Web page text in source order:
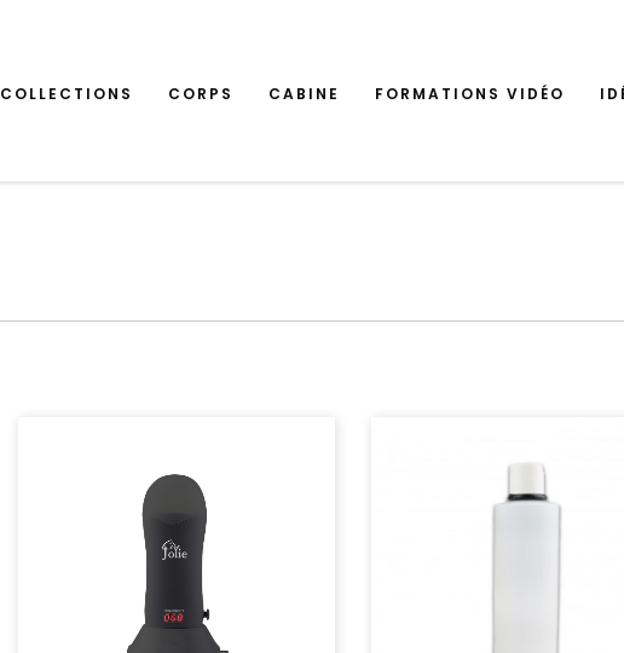
COLLECTIONS CORPS CABINE FORMATIONS VIDÉO